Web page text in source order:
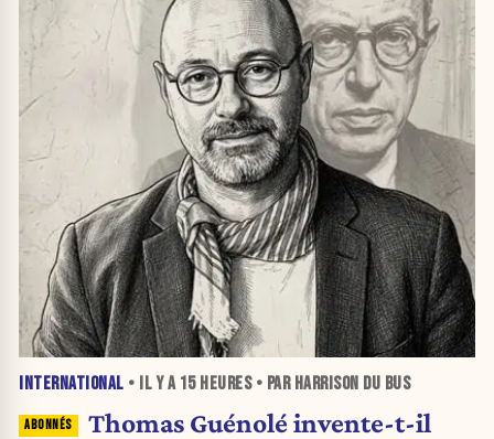
INTERNATIONAL • IL Y A 15 HEURES• PAR HARRISON DU BUS
Thomas Guénolé invente-t-il